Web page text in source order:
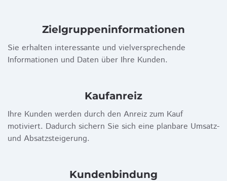
Zielgruppen­informationen
Sie erhalten interessante und vielversprechende
Informationen und Daten über Ihre Kunden.
Kaufanreiz
Ihre Kunden werden durch den Anreiz zum Kauf
motiviert. Dadurch sichern Sie sich eine planbare Umsatz-
und Absatzsteigerung.
Kundenbindung